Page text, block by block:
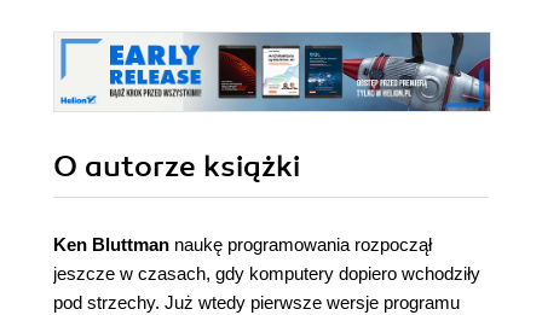
O autorze książki
Ken Bluttman naukę programowania rozpoczął
jeszcze w czasach, gdy komputery dopiero wchodziły
pod strzechy. Już wtedy pierwsze wersje programu